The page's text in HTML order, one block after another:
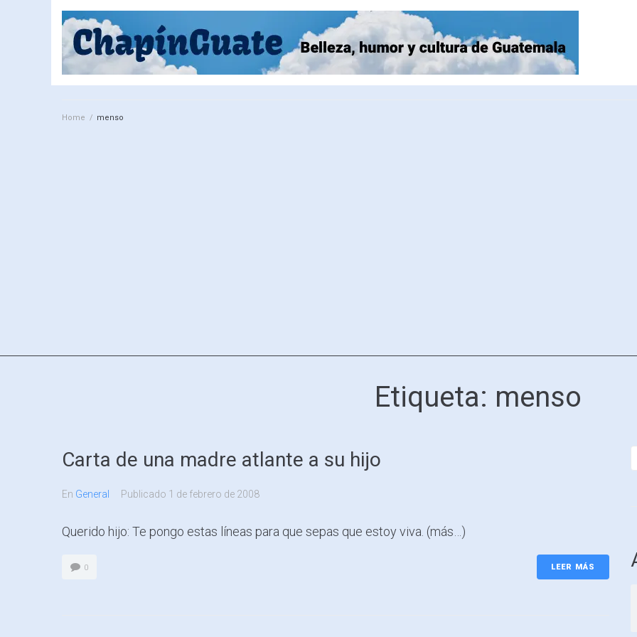
Home / menso
Etiqueta: menso
Carta de una madre atlante a su hijo
En General Publicado 1 de febrero de 2008
Querido hijo: Te pongo estas líneas para que sepas que estoy viva. (más…)
0 LEER MÁS